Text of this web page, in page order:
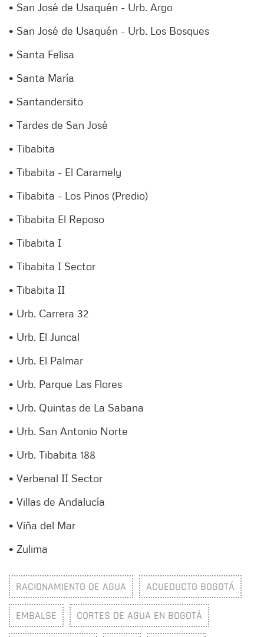
• San José de Usaquén - Urb. Argo
• San José de Usaquén - Urb. Los Bosques
• Santa Felisa
• Santa María
• Santandersito
• Tardes de San José
• Tibabita
• Tibabita - El Caramely
• Tibabita - Los Pinos (Predio)
• Tibabita El Reposo
• Tibabita I
• Tibabita I Sector
• Tibabita II
• Urb. Carrera 32
• Urb. El Juncal
• Urb. El Palmar
• Urb. Parque Las Flores
• Urb. Quintas de La Sabana
• Urb. San Antonio Norte
• Urb. Tibabita 188
• Verbenal II Sector
• Villas de Andalucía
• Viña del Mar
• Zulima
RACIONAMIENTO DE AGUA ACUEDUCTO BOGOTÁ
EMBALSE CORTES DE AGUA EN BOGOTÁ